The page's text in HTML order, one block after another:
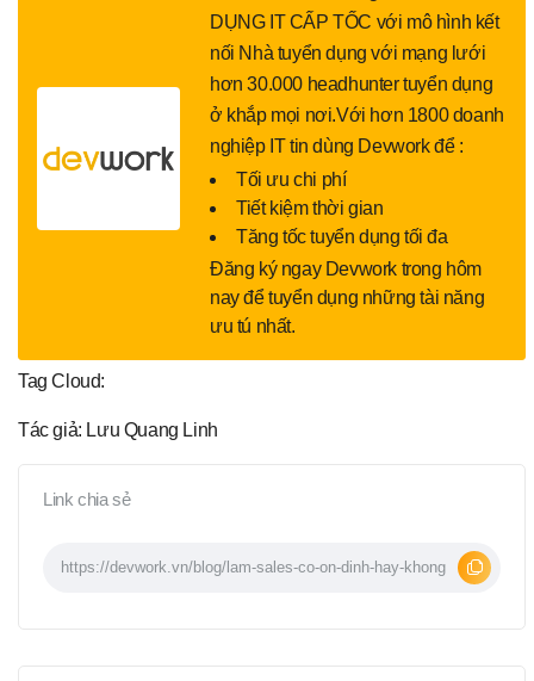
DỤNG IT CẤP TỐC với mô hình kết
nối Nhà tuyển dụng với mạng lưới
hơn 30.000 headhunter tuyển dụng
ở khắp mọi nơi.Với hơn 1800 doanh
nghiệp IT tin dùng Devwork để :
Tối ưu chi phí
Tiết kiệm thời gian
Tăng tốc tuyển dụng tối đa
Đăng ký ngay Devwork trong hôm
nay để tuyển dụng những tài năng
ưu tú nhất.
Tag Cloud:
Tác giả: Lưu Quang Linh
Link chia sẻ